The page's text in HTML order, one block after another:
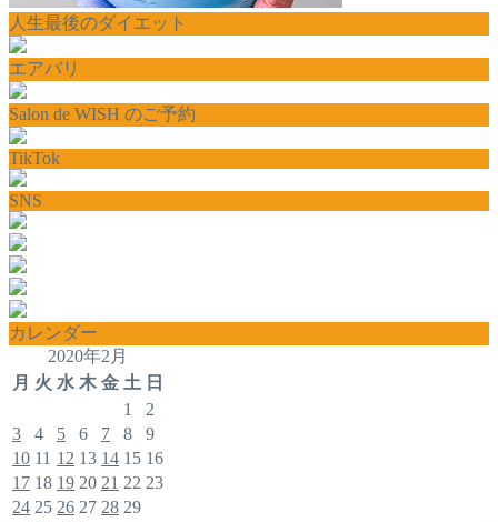
人生最後のダイエット
エアバリ
Salon de WISH のご予約
TikTok
SNS
カレンダー
2020年2月
月 火 水 木 金 土 日
1
2
3
4 5 6 7 8
9
10 11 12 13 14 15 16
17 18 19 20 21 22 23
24 25 26 27 28 29